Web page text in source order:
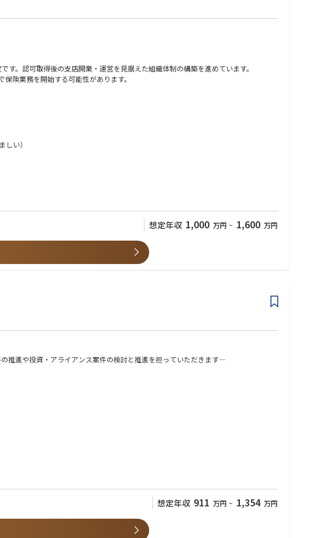
策が即座に事業改善につながるケースも珍しくありません。
。認可取得後の支店開業・運営を見据えた組織体制の構築を進めています。
険業務を開始する可能性があります。
ンス申請フェーズにおいては、業務委託のアクチュアリーや外部コンサルティング
います。
リーダーへの成長を期待しています。
い）
想定年収 1,000 万円 ~ 1,600 万円
推進や投資・アライアンス案件の検討と推進を担っていただきます―
す。0→1の創出に加え、既存アセットを活かした事業の拡張や投資・アライアンス、
事業を率いるキャリアも可能です。
想定年収 911 万円 ~ 1,354 万円